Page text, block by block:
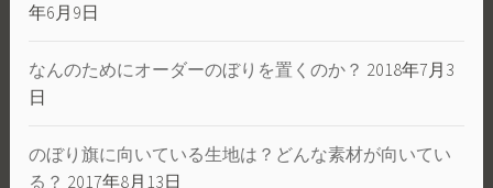
年6月9日
なんのためにオーダーのぼりを置くのか？ 2018年7月3
日
のぼり旗に向いている生地は？どんな素材が向いてい
る？ 2017年8月13日